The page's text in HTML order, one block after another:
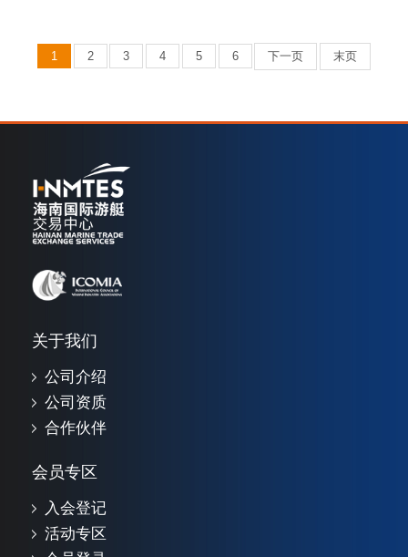
1 2 3 4 5 6 下一页 末页
关于我们
公司介绍
公司资质
合作伙伴
会员专区
入会登记
活动专区